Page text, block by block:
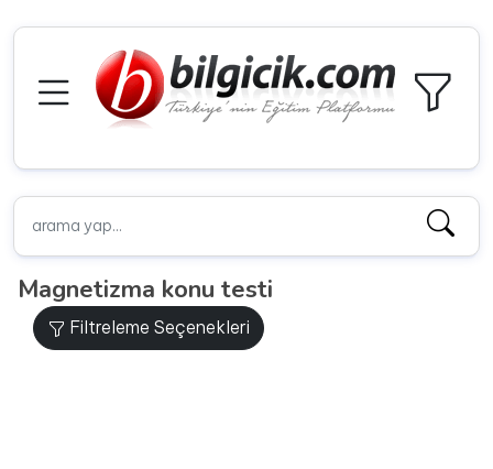
Magnetizma konu testi
Filtreleme Seçenekleri